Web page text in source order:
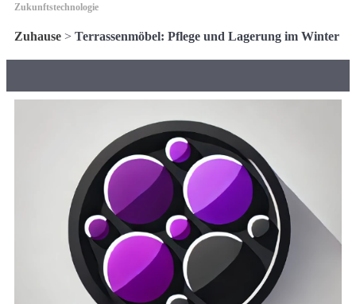
Zukunftstechnologie
Zuhause > Terrassenmöbel: Pflege und Lagerung im Winter